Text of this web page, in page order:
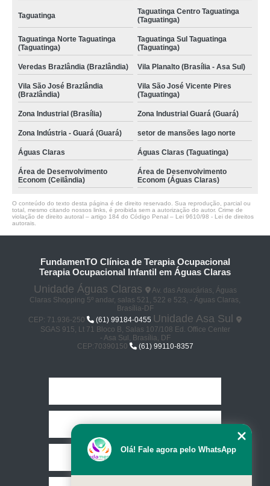
Taguatinga
Taguatinga Centro Taguatinga
(Taguatinga)
Taguatinga Norte Taguatinga
(Taguatinga)
Taguatinga Sul Taguatinga
(Taguatinga)
Veredas Brazlândia (Brazlândia) Vila Planalto (Brasília - Asa Sul)
Vila São José Brazlândia
(Brazlândia)
Vila São José Vicente Pires
(Taguatinga)
Zona Industrial (Brasília) Zona Industrial Guará (Guará)
Zona Indústria - Guará (Guará) setor de mansões lago norte
Águas Claras Águas Claras (Taguatinga)
Área de Desenvolvimento
Econom (Ceilândia)
Área de Desenvolvimento
Econom (Águas Claras)
O conteúdo do texto desta página é de direito reservado. Sua reprodução, parcial ou
total, mesmo citando nossos links, é proibida sem a autorização do autor. Crime de
violação de direito autoral – artigo 184 do Código Penal – Lei 9610/98 - Lei de direitos
autorais
FundamenTO Clínica de Terapia Ocupacional
Terapia Ocupacional Infantil em Águas Claras
Unidade Águas Claras
Av. das Araucárias, Águas
Claras Shopping 5º andar, salas 521, 522 e 523, - Águas Claras,
Brasília-DF
CEP: 71.936-250
(61) 99184-0455 Unidade Asa Sul
SGAS 915, Lt 71 Bloco B, Salas 107/108 Ed. Office Center
- Asa Sul, Brasília, DF
CEP:70390150
(61) 99110-8357
Empresa
Olá! Fale agora pelo WhatsApp